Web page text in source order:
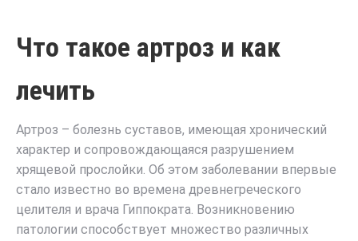
Что такое артроз и как
лечить
Артроз – болезнь суставов, имеющая хронический
характер и сопровождающаяся разрушением
хрящевой прослойки. Об этом заболевании впервые
стало известно во времена древнегреческого
целителя и врача Гиппократа. Возникновению
патологии способствует множество различных